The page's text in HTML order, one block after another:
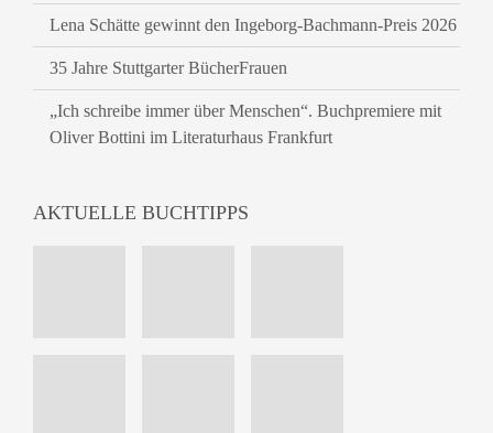
Lena Schätte gewinnt den Ingeborg-Bachmann-Preis 2026
35 Jahre Stuttgarter BücherFrauen
„Ich schreibe immer über Menschen“. Buchpremiere mit
Oliver Bottini im Literaturhaus Frankfurt
AKTUELLE BUCHTIPPS